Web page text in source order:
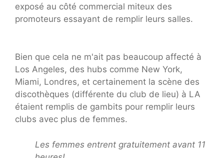
exposé au côté commercial miteux des
promoteurs essayant de remplir leurs salles.
Bien que cela ne m'ait pas beaucoup affecté à
Los Angeles, des hubs comme New York,
Miami, Londres, et certainement la scène des
discothèques (différente du club de lieu) à LA
étaient remplis de gambits pour remplir leurs
clubs avec plus de femmes.
Les femmes entrent gratuitement avant 11